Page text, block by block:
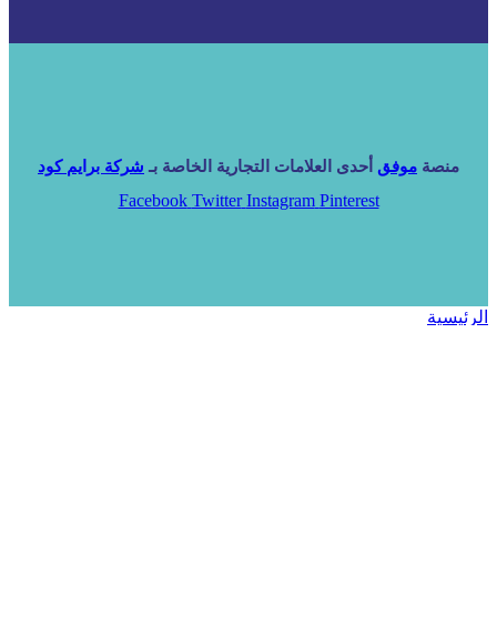
منصة موفق أحدى العلامات التجارية الخاصة بـ شركة برايم كود
Facebook Twitter Instagram Pinterest
الرئيسية